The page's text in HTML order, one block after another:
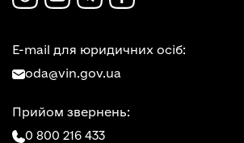
E-mail для юридичних осіб:
oda@vin.gov.ua
Прийом звернень:
0 800 216 433